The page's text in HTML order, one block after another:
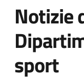
Notizie
sport